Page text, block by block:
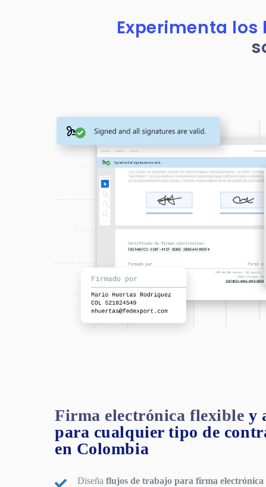
Experimenta
Firma electrónica flexible y
para cualquier tipo de
en Colombia
Diseña flujos de trabajo para firma electrónica